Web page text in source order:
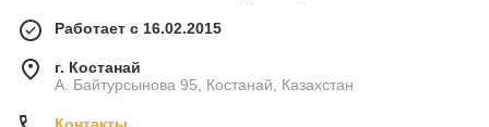
Работает с 16.02.2015
г. Костанай
А. Байтурсынова 95, Костанай, Казахстан